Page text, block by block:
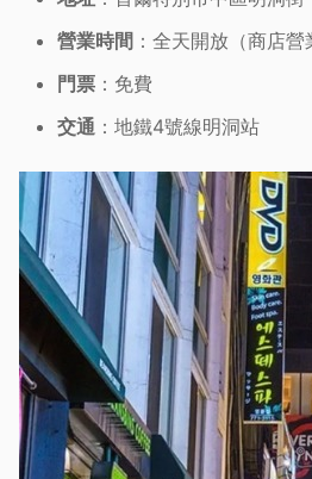
營業時間 ：全天開放（商店營
門票 ：免費
交通 ：地鐵4號線明洞站